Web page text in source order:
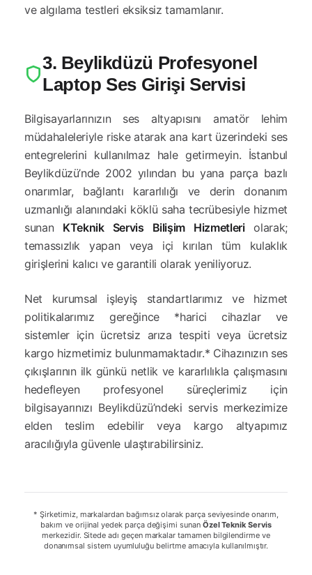
ve algılama testleri eksiksiz tamamlanır.
3. Beylikdüzü Profesyonel
Laptop Ses Girişi Servisi
Bilgisayarlarınızın ses altyapısını amatör lehim
müdahaleleriyle riske atarak ana kart üzerindeki ses
entegrelerini kullanılmaz hale getirmeyin. İstanbul
Beylikdüzü’nde 2002 yılından bu yana parça bazlı
onarımlar, bağlantı kararlılığı ve derin donanım
uzmanlığı alanındaki köklü saha tecrübesiyle hizmet
sunan KTeknik Servis Bilişim Hizmetleriolarak;
temassızlık yapan veya içi kırılan tüm kulaklık
girişlerini kalıcı ve garantili olarak yeniliyoruz.
Net kurumsal işleyiş standartlarımız ve hizmet
politikalarımız gereğince *harici cihazlar ve
sistemler için ücretsiz arıza tespiti veya ücretsiz
kargo hizmetimiz bulunmamaktadır.* Cihazınızın ses
çıkışlarının ilk günkü netlik ve kararlılıkla çalışmasını
hedefleyen profesyonel süreçlerimiz için
bilgisayarınızı Beylikdüzü’ndeki servis merkezimize
elden teslim edebilir veya kargo altyapımız
aracılığıyla güvenle ulaştırabilirsiniz.
* Şirketimiz, markalardan bağımsız olarak parça seviyesinde onarım,
bakım ve orijinal yedek parça değişimi sunan Özel Teknik Servis
merkezidir. Sitede adı geçen markalar tamamen bilgilendirme ve
donanımsal sistem uyumluluğu belirtme amacıyla kullanılmıştır.